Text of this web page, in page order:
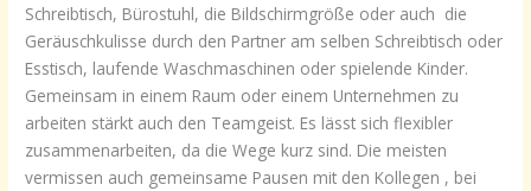
Schreibtisch, Bürostuhl, die Bildschirmgröße oder auch die
Geräuschkulisse durch den Partner am selben Schreibtisch oder
Esstisch, laufende Waschmaschinen oder spielende Kinder.
Gemeinsam in einem Raum oder einem Unternehmen zu
arbeiten stärkt auch den Teamgeist. Es lässt sich flexibler
zusammenarbeiten, da die Wege kurz sind. Die meisten
vermissen auch gemeinsame Pausen mit den Kollegen , bei